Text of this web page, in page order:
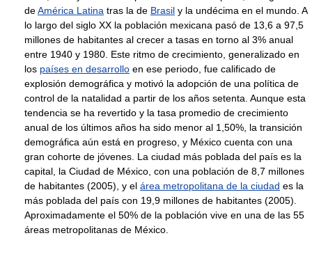
deAmérica Latina tras la de Brasil y la undécima en el mundo. A
lo largo del siglo XX la población mexicana pasó de 13,6 a 97,5
millones de habitantes al crecer a tasas en torno al 3% anual
entre 1940 y 1980. Este ritmo de crecimiento, generalizado en
los países en desarrollo en ese periodo, fue calificado de
explosión demográfica y motivó la adopción de una política de
control de la natalidad a partir de los años setenta. Aunque esta
tendencia se ha revertido y la tasa promedio de crecimiento
anual de los últimos años ha sido menor al 1,50%, la transición
demográfica aún está en progreso, y México cuenta con una
gran cohorte de jóvenes. La ciudad más poblada del país es la
capital, la Ciudad de México, con una población de 8,7 millones
de habitantes (2005), y el área metropolitana de la ciudad es la
más poblada del país con 19,9 millones de habitantes (2005).
Aproximadamente el 50% de la población vive en una de las 55
áreas metropolitanas de México.